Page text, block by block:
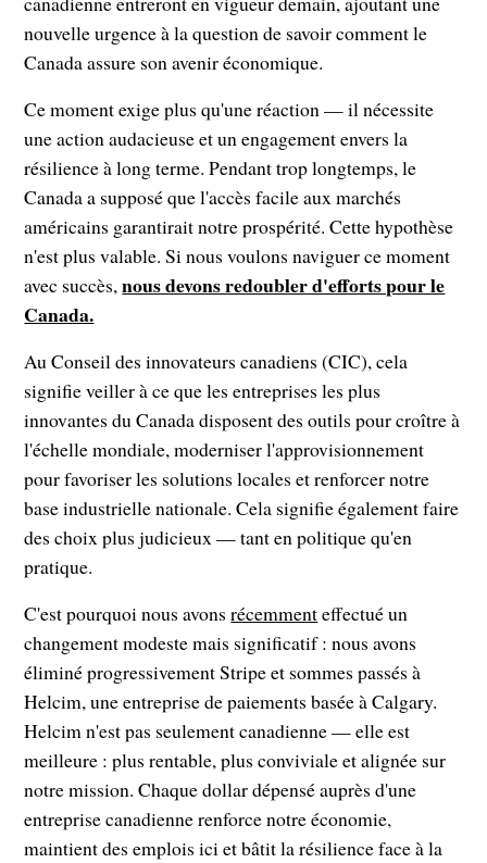
nouvelle urgence à la question de savoir comment le
Canada assure son avenir économique.
Ce moment exige plus qu'une réaction — il nécessite
une action audacieuse et un engagement envers la
résilience à long terme. Pendant trop longtemps, le
Canada a supposé que l'accès facile aux marchés
américains garantirait notre prospérité. Cette hypothèse
n'est plus valable. Si nous voulons naviguer ce moment
avec succès,nous devons redoubler d'efforts pour le
Canada.
Au Conseil des innovateurs canadiens (CIC), cela
signifie veiller à ce que les entreprises les plus
innovantes du Canada disposent des outils pour croître à
l'échelle mondiale, moderniser l'approvisionnement
pour favoriser les solutions locales et renforcer notre
base industrielle nationale. Cela signifie également faire
des choix plus judicieux — tant en politique qu'en
pratique.
C'est pourquoi nous avonsrécemmenteffectué un
changement modeste mais significatif : nous avons
éliminé progressivement Stripe et sommes passés à
Helcim, une entreprise de paiements basée à Calgary.
Helcim n'est pas seulement canadienne — elle est
meilleure : plus rentable, plus conviviale et alignée sur
notre mission. Chaque dollar dépensé auprès d'une
entreprise canadienne renforce notre économie,
maintient des emplois ici et bâtit la résilience face à la